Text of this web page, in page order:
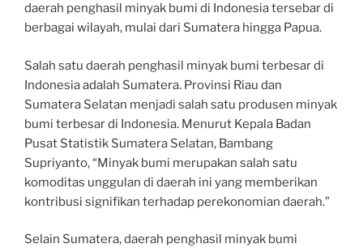
daerah penghasil minyak bumi di Indonesia tersebar di
berbagai wilayah, mulai dari Sumatera hingga Papua.
Salah satu daerah penghasil minyak bumi terbesar di
Indonesia adalah Sumatera. Provinsi Riau dan
Sumatera Selatan menjadi salah satu produsen minyak
bumi terbesar di Indonesia. Menurut Kepala Badan
Pusat Statistik Sumatera Selatan, Bambang
Supriyanto, “Minyak bumi merupakan salah satu
komoditas unggulan di daerah ini yang memberikan
kontribusi signifikan terhadap perekonomian daerah.”
Selain Sumatera, daerah penghasil minyak bumi